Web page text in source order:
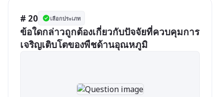
# 20 เลือกประเภท
ข้อใดกล่าวถูกต้องเกี่ยวกับปัจจัยที่ควบคุมการ
เจริญเติบโตของพืชด้านอุณหภูมิ